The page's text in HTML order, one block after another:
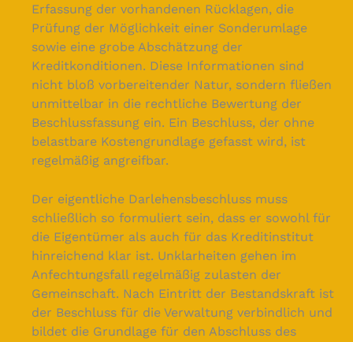
Erfassung der vorhandenen Rücklagen, die
Prüfung der Möglichkeit einer Sonderumlage
sowie eine grobe Abschätzung der
Kreditkonditionen. Diese Informationen sind
nicht bloß vorbereitender Natur, sondern fließen
unmittelbar in die rechtliche Bewertung der
Beschlussfassung ein. Ein Beschluss, der ohne
belastbare Kostengrundlage gefasst wird, ist
regelmäßig angreifbar.
Der eigentliche Darlehensbeschluss muss
schließlich so formuliert sein, dass er sowohl für
die Eigentümer als auch für das Kreditinstitut
hinreichend klar ist. Unklarheiten gehen im
Anfechtungsfall regelmäßig zulasten der
Gemeinschaft. Nach Eintritt der Bestandskraft ist
der Beschluss für die Verwaltung verbindlich und
bildet die Grundlage für den Abschluss des